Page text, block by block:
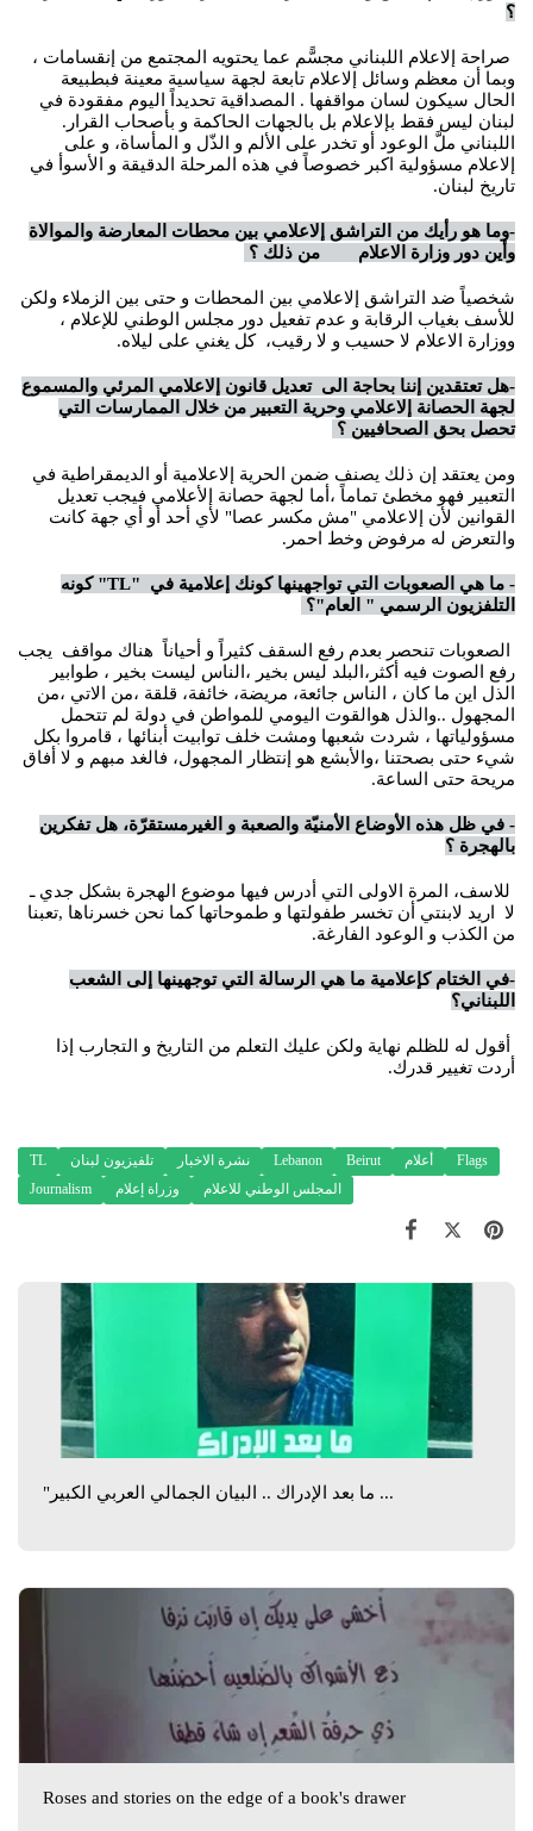
؟
صراحة إلاعلام اللبناني مجسًّم عما يحتويه المجتمع من إنقسامات ،
وبما أن معظم وسائل إلاعلام تابعة لجهة سياسية معينة فبطبيعة
الحال سيكون لسان مواقفها . المصداقية تحديداً اليوم مفقودة في
لبنان ليس فقط بإلاعلام بل بالجهات الحاكمة و بأصحاب القرار.
اللبناني ملَّ الوعود أو تخدر على الألم و الذّل و المأساة، و على
إلاعلام مسؤولية اكبر خصوصاً في هذه المرحلة الدقيقة و الأسوأ في
تاريخ لبنان.
-وما هو رأيك من التراشق إلاعلامي بين محطات المعارضة والموالاة
وأين دور وزارة الاعلام من ذلك ؟
شخصياً ضد التراشق إلاعلامي بين المحطات و حتى بين الزملاء ولكن
للأسف بغياب الرقابة و عدم تفعيل دور مجلس الوطني للإعلام ،
ووزارة الاعلام لا حسيب و لا رقيب، كل يغني على ليلاه.
-هل تعتقدين إننا بحاجة الى تعديل قانون إلاعلامي المرئي والمسموع
لجهة الحصانة إلاعلامي وحرية التعبير من خلال الممارسات التي
تحصل بحق الصحافيين ؟
ومن يعتقد إن ذلك يصنف ضمن الحرية إلاعلامية أو الديمقراطية في
التعبير فهو مخطئ تماماً ،أما لجهة حصانة إلأعلامي فيجب تعديل
القوانين لأن إلاعلامي "مش مكسر عصا" لأي أحد أو أي جهة كانت
والتعرض له مرفوض وخط احمر.
- ما هي الصعوبات التي تواجهينها كونك إعلامية في "TL"
كونه
التلفزيون الرسمي " العام"؟
الصعوبات تنحصر بعدم رفع السقف كثيراً و أحياناً هناك مواقف يجب
رفع الصوت فيه أكثر،البلد ليس بخير ،الناس ليست بخير ، طوابير
الذل اين ما كان ، الناس جائعة، مريضة، خائفة، قلقة ،من الاتي ،من
المجهول ..والذل هوالقوت اليومي للمواطن في دولة لم تتحمل
مسؤولياتها ، شردت شعبها ومشت خلف توابيت أبنائها ، قامروا بكل
شيء حتى بصحتنا ،والأبشع هو إنتظار المجهول، فالغد مبهم و لا أفاق
مريحة حتى الساعة.
- في ظل هذه الأوضاع الأمنيّة والصعبة و الغيرمستقرّة، هل تفكرين
بالهجرة ؟
للاسف، المرة الاولى التي أدرس فيها موضوع الهجرة بشكل جدي ـ
لا اريد لابنتي أن تخسر طفولتها و طموحاتها كما نحن خسرناها ,تعبنا
من الكذب و الوعود الفارغة.
-في الختام كإعلامية ما هي الرسالة التي توجهينها إلى الشعب
اللبناني؟
أقول له للظلم نهاية ولكن عليك التعلم من التاريخ و التجارب إذا
أردت تغيير قدرك.
TL تلفيزيون لبنان نشرة الاخبار Lebanon Beirut أعلام
Flags
Journalism
وزراة إعلام المجلس الوطني للاعلام
"ما بعد الإدراك .. البيان الجمالي العربي الكبير ...
Roses and stories on the edge of a book's drawer